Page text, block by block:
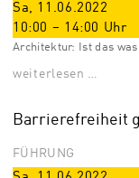
Sa, 11.06.2022
10:00 – 14:00 Uhr
Architektur: Ist das
weiterlesen …
Barrierefreiheit
FÜHRUNG